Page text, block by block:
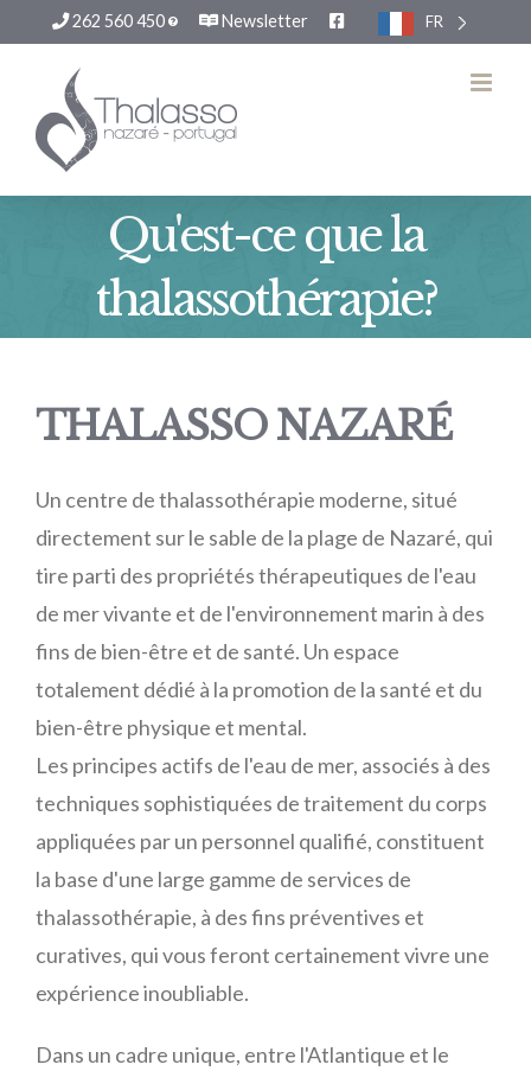
262 560 450 Newsletter FR
contenu
Qu'est-ce que la
thalassothérapie?
THALASSO NAZARÉ
Un centre de thalassothérapie moderne, situé
directement sur le sable de la plage de Nazaré, qui
tire parti des propriétés thérapeutiques de l'eau
de mer vivante et de l'environnement marin à des
fins de bien-être et de santé. Un espace
totalement dédié à la promotion de la santé et du
bien-être physique et mental.
Les principes actifs de l'eau de mer, associés à des
techniques sophistiquées de traitement du corps
appliquées par un personnel qualifié, constituent
la base d'une large gamme de services de
thalassothérapie, à des fins préventives et
curatives, qui vous feront certainement vivre une
expérience inoubliable.
Dans un cadre unique, entre l'Atlantique et le